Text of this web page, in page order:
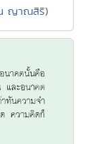
น ญาณสิริ)